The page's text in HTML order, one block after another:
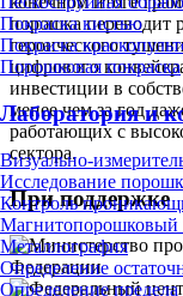
Покраска кистью
Покраска
Порошковая покраска
Лаборатория и
Визуально-
Исследование
Контроль
Магнитопорошковый
Металлография
Определение
Определение
порошка переводит
героического
цифрового
инвестиции в
менее чем за год
работающих с
сектора.
При поддержке